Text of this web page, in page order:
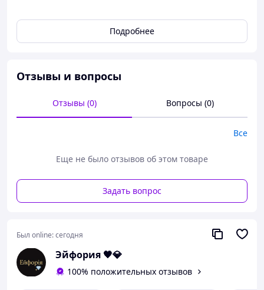
стильный вариант белья для ежедневного
. Классическийкрасный цвет и
лаконичный дизайн делают модель универсальной, а
посадку.
движений и сохраняют форму послестирка. Подходят
для личных образов.
Комфортная посадка
Классический красный цвет
Простой уход
Аккуратныйвнешний вид
Подробнее
Отзывы и вопросы
Отзывы (0) Вопросы (0)
Все
Еще не было отзывов об этом товаре
Задать вопрос
Был online:сегодня
Эйфория 🖤💎
100% положительных отзывов